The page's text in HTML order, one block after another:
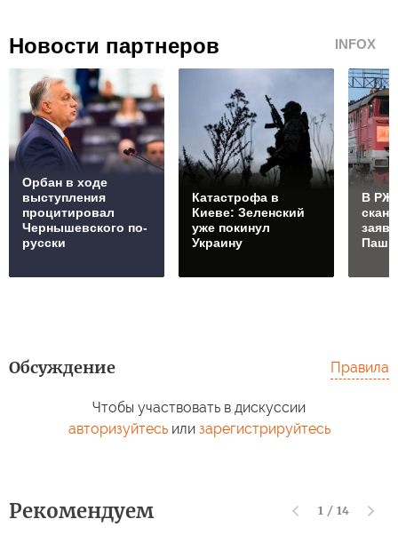
Новости партнеров INFOX
Орбан в ходе
выступления
процитировал
Чернышевского по-
русски
Катастрофа в
Киеве: Зеленский
уже покинул
Украину
В
Обсуждение Правила
Чтобы участвовать в дискуссии
авторизуйтесьили зарегистрируйтесь
Рекомендуем 1 / 14